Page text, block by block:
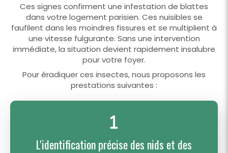
Ces signes confirment une infestation de blattes
dans votre logement parisien. Ces nuisibles se
faufilent dans les moindres fissures et se multiplient à
une vitesse fulgurante. Sans une intervention
immédiate, la situation devient rapidement insalubre
pour votre foyer.
Pour éradiquer ces insectes, nous proposons les
prestations suivantes :
L'identification précise des nids et des